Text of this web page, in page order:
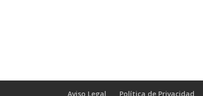
Aviso Legal Política de Privacidad